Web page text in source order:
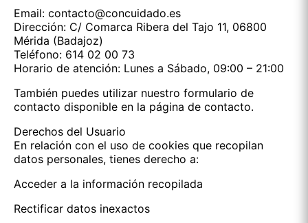
Email: contacto@concuidado.es
Dirección: C/ Comarca Ribera del Tajo 11, 06800
Mérida (Badajoz)
Teléfono: 614 02 00 73
Horario de atención: Lunes a Sábado, 09:00 – 21:00
También puedes utilizar nuestro formulario de
contacto disponible en la página de contacto.
Derechos del Usuario
En relación con el uso de cookies que recopilan
datos personales, tienes derecho a:
Acceder a la información recopilada
Rectificar datos inexactos